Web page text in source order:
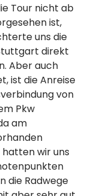
Tour nicht ab
ist,
uns die
direkt
Aber auch
ist die Anreise
von
Pkw
am
wir uns
die Radwege